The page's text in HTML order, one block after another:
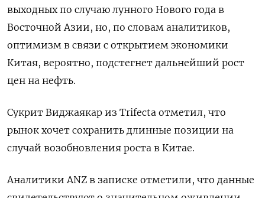
выходных по случаю лунного Нового года в
Восточной Азии, но, по словам аналитиков,
оптимизм в связи с открытием экономики
Китая, вероятно, подстегнет дальнейший рост
цен на нефть.
Сукрит Виджаякар из Trifecta отметил, что
рынок хочет сохранить длинные позиции на
случай возобновления роста в Китае.
Аналитики ANZ в записке отметили, что данные